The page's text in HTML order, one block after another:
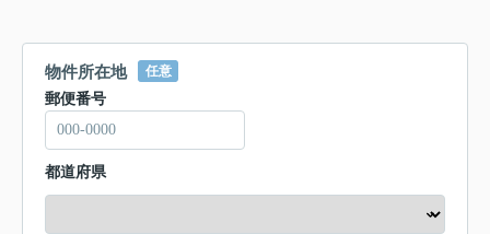
物件所在地 任意
郵便番号
都道府県